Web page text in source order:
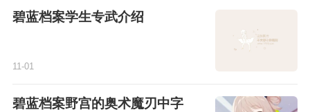
碧蓝档案学生专武介绍
11-01
碧蓝档案野宫的奥术魔刃中字